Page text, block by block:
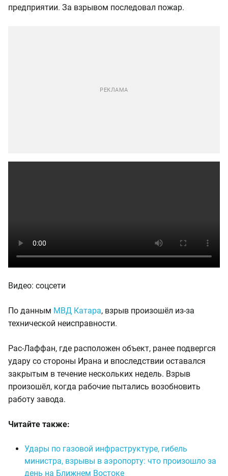
предприятии. За взрывом последовал пожар.
Видео: соцсети
По данным МВД Катара, взрыв произошёл из-за
технической неисправности.
Рас-Лаффан, где расположен объект, ранее подвергся
удару со стороны Ирана и впоследствии оставался
закрытым в течение нескольких недель. Взрыв
произошёл, когда рабочие пытались возобновить
работу завода.
Читайте также:
Удары по газовой инфраструктуре, гибель
министра, взрывы в аэропорту: что произошло за
день на Ближнем Востоке